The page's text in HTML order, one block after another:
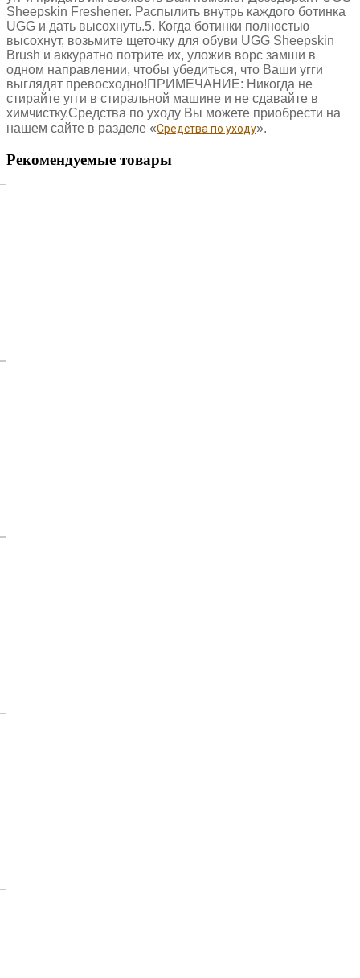
Sheepskin Freshener. Распылить внутрь каждого ботинка
UGG и дать высохнуть.5. Когда ботинки полностью
высохнут, возьмите щеточку для обуви UGG Sheepskin
Brush и аккуратно потрите их, уложив ворс замши в
одном направлении, чтобы убедиться, что Ваши угги
выглядят превосходно!ПРИМЕЧАНИЕ: Никогда не
стирайте угги в стиральной машине и не сдавайте в
химчистку.Средства по уходу Вы можете приобрести на
нашем сайте в разделе «Средства по уходу».
Рекомендуемые товары